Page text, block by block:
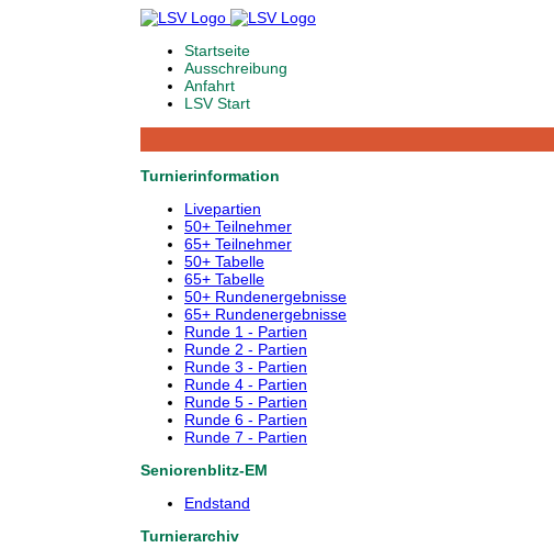
Startseite
Ausschreibung
Anfahrt
LSV Start
Turnierinformation
Livepartien
50+ Teilnehmer
65+ Teilnehmer
50+ Tabelle
65+ Tabelle
50+ Rundenergebnisse
65+ Rundenergebnisse
Runde 1 - Partien
Runde 2 - Partien
Runde 3 - Partien
Runde 4 - Partien
Runde 5 - Partien
Runde 6 - Partien
Runde 7 - Partien
Seniorenblitz-EM
Endstand
Turnierarchiv